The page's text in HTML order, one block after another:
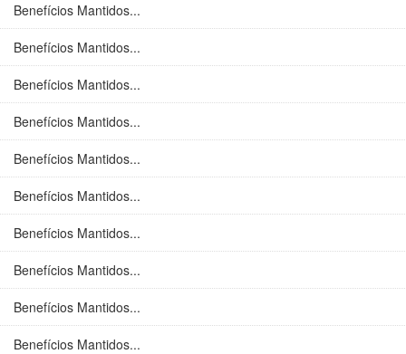
Benefícios Mantidos...
Benefícios Mantidos...
Benefícios Mantidos...
Benefícios Mantidos...
Benefícios Mantidos...
Benefícios Mantidos...
Benefícios Mantidos...
Benefícios Mantidos...
Benefícios Mantidos...
Benefícios Mantidos...